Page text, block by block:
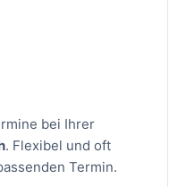
bei Ihrer
. Flexibel und oft
Termin.